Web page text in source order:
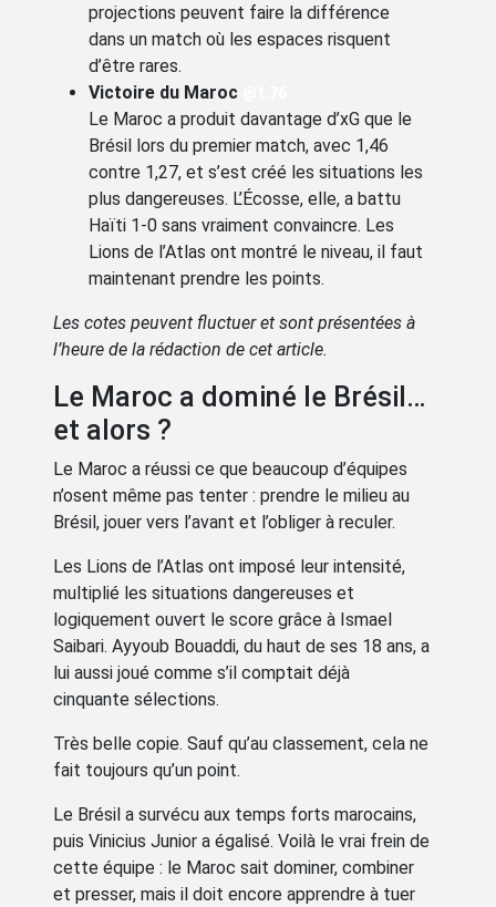
projections peuvent faire la différence
dans un match où les espaces risquent
d’être rares.
Victoire du Maroc
Le Maroc a produit davantage d’xG que le
Brésil lors du premier match, avec 1,46
contre 1,27, et s’est créé les situations les
plus dangereuses. L’Écosse, elle, a battu
Haïti 1-0 sans vraiment convaincre. Les
Lions de l’Atlas ont montré le niveau, il faut
maintenant prendre les points.
Les cotes peuvent fluctuer et sont présentées à
l’heure de la rédaction de cet article.
Le Maroc a dominé le Brésil…
et alors ?
Le Maroc a réussi ce que beaucoup d’équipes
n’osent même pas tenter : prendre le milieu au
Brésil, jouer vers l’avant et l’obliger à reculer.
Les Lions de l’Atlas ont imposé leur intensité,
multiplié les situations dangereuses et
logiquement ouvert le score grâce à Ismael
Saibari. Ayyoub Bouaddi, du haut de ses 18 ans, a
lui aussi joué comme s’il comptait déjà
cinquante sélections.
Très belle copie. Sauf qu’au classement, cela ne
fait toujours qu’un point.
Le Brésil a survécu aux temps forts marocains,
puis Vinicius Junior a égalisé. Voilà le vrai frein de
cette équipe : le Maroc sait dominer, combiner
et presser, mais il doit encore apprendre à tuer